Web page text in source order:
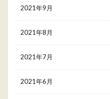
2021年9月
2021年8月
2021年7月
2021年6月